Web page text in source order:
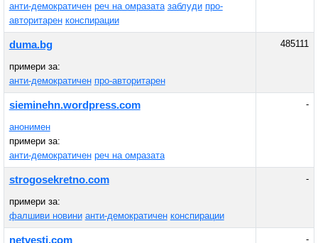
анти-демократичен реч на омразата заблуди про-
авторитарен конспирации
duma.bg
примери за:
анти-демократичен про-авторитарен
485111
sieminehn.wordpress.com
анонимен
примери за:
анти-демократичен реч на омразата
-
strogosekretno.com
примери за:
фалшиви новини анти-демократичен конспирации
-
netvesti.com -